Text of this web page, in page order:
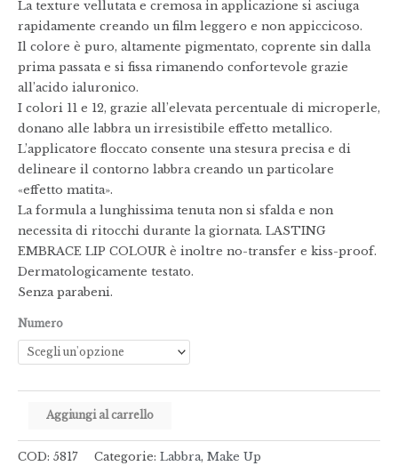
La texture vellutata e cremosa in applicazione si asciuga
rapidamente creando un film leggero e non appiccicoso.
Il colore è puro, altamente pigmentato, coprente sin dalla
prima passata e si fissa rimanendo confortevole grazie
all’acido ialuronico.
I colori 11 e 12, grazie all’elevata percentuale di microperle,
donano alle labbra un irresistibile effetto metallico.
L’applicatore floccato consente una stesura precisa e di
delineare il contorno labbra creando un particolare
«effetto matita».
La formula a lunghissima tenuta non si sfalda e non
necessita di ritocchi durante la giornata. LASTING
EMBRACE LIP COLOUR è inoltre no-transfer e kiss-proof.
Dermatologicamente testato.
Senza parabeni.
Numero
Aggiungi al carrello
COD: 5817 Categorie: Labbra, Make Up